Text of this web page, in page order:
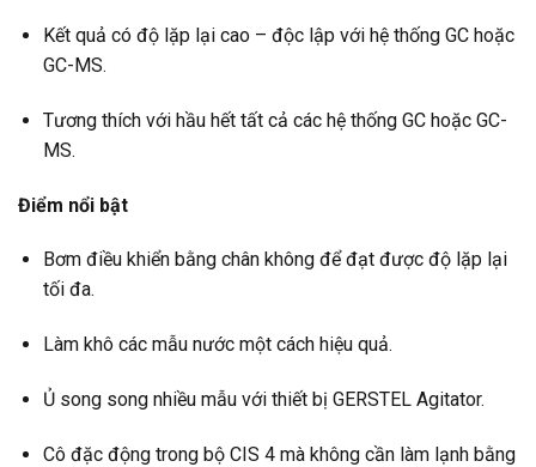
Kết quả có độ lặp lại cao – độc lập với hệ thống GC hoặc
GC-MS.
Tương thích với hầu hết tất cả các hệ thống GC hoặc GC-
MS.
Điểm nổi bật
Bơm điều khiển bằng chân không để đạt được độ lặp lại
tối đa.
Làm khô các mẫu nước một cách hiệu quả.
Ủ song song nhiều mẫu với thiết bị GERSTEL Agitator.
Cô đặc động trong bộ CIS 4 mà không cần làm lạnh bằng